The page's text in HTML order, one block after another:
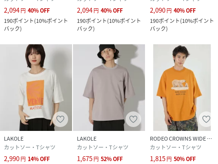
2,094円 40%OFF
190ポイント(10%ポイント
バック)
2,094円 40%OFF
190ポイント(10%ポイント
バック)
2,090円 40%OFF
190ポイント(10%ポイント
バック)
LAKOLE
カットソー・Tシャツ
2,990円 14%OFF
LAKOLE
カットソー・Tシャツ
1,675円 52%OFF
RODEO CROWNS WIDE BOWL
カットソー・Tシャツ
1,815円 50%OFF